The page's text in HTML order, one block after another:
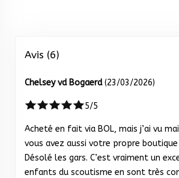
Avis (6)
Chelsey vd Bogaerd(23/03/2026)
5/5
Acheté en fait via BOL, mais j’ai vu
vous avez aussi votre propre
Désolé les gars. C’est vraiment un
enfants du scoutisme en sont très